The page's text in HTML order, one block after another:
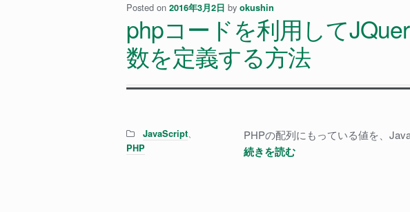
う
に
は
Posted on2016年3月2日 byokushin
phpコードを利用して
数を定義する方法
Categories:
JavaScript、
PHP
PHPの配列にもっている値を、
続きを読むphp